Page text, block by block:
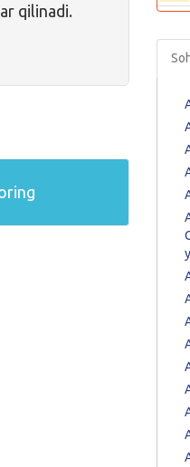
qilinadi.